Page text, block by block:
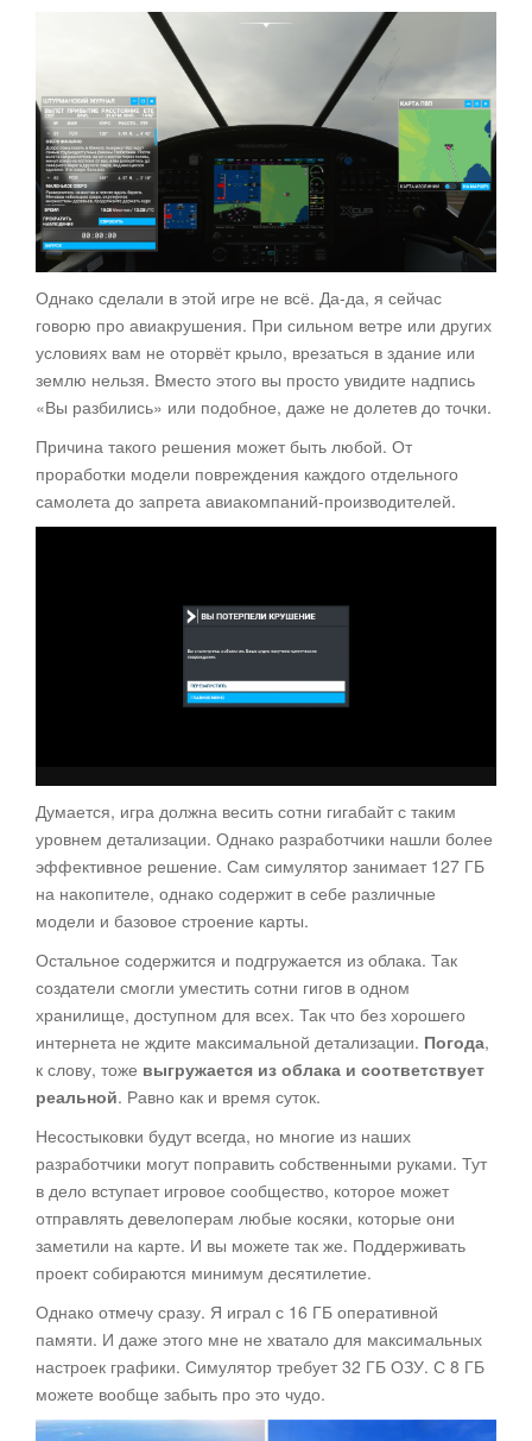
Однако сделали в этой игре не всё. Да-да, я сейчас
говорю про авиакрушения. При сильном ветре или других
условиях вам не оторвёт крыло, врезаться в здание или
землю нельзя. Вместо этого вы просто увидите надпись
«Вы разбились» или подобное, даже не долетев до точки.
Причина такого решения может быть любой. От
проработки модели повреждения каждого отдельного
самолета до запрета авиакомпаний-производителей.
Думается, игра должна весить сотни гигабайт с таким
уровнем детализации. Однако разработчики нашли более
эффективное решение. Сам симулятор занимает 127 ГБ
на накопителе, однако содержит в себе различные
модели и базовое строение карты.
Остальное содержится и подгружается из облака. Так
создатели смогли уместить сотни гигов в одном
хранилище, доступном для всех. Так что без хорошего
интернета не ждите максимальной детализации. Погода,
к слову, тоже выгружается из облака и соответствует
реальной. Равно как и время суток.
Несостыковки будут всегда, но многие из наших
разработчики могут поправить собственными руками. Тут
в дело вступает игровое сообщество, которое может
отправлять девелоперам любые косяки, которые они
заметили на карте. И вы можете так же. Поддерживать
проект собираются минимум десятилетие.
Однако отмечу сразу. Я играл с 16 ГБ оперативной
памяти. И даже этого мне не хватало для максимальных
настроек графики. Симулятор требует 32 ГБ ОЗУ. С 8 ГБ
можете вообще забыть про это чудо.